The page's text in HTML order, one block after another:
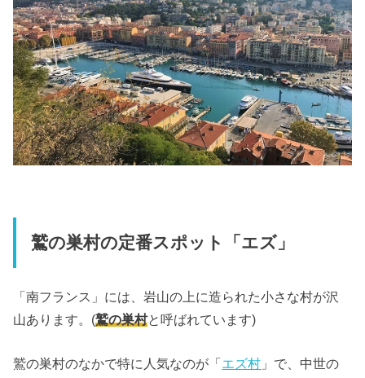
鷲の巣村の定番スポット「エズ」
「南フランス」には、岩山の上に造られた小さな村が沢
山あります。(鷲の巣村と呼ばれています)
鷲の巣村のなかで特に人気なのが「 エズ村 」で、中世の